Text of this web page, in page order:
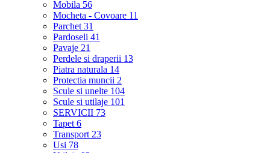
Mobila 56
Mocheta - Covoare 11
Parchet 31
Pardoseli 41
Pavaje 21
Perdele si draperii 13
Piatra naturala 14
Protectia muncii 2
Scule si unelte 104
Scule si utilaje 101
SERVICII 73
Tapet 6
Transport 23
Usi 78